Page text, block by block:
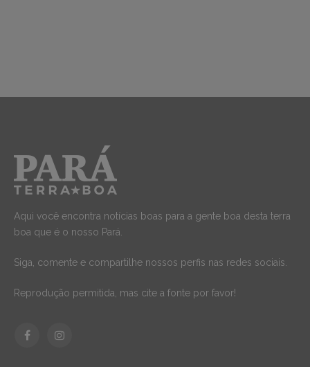
Aqui você encontra notícias boas para a gente boa desta terra
boa que é o nosso Pará.
Siga, comente e compartilhe nossos perfis nas redes sociais.
Reprodução permitida, mas cite a fonte por favor!
FacebookInstagram